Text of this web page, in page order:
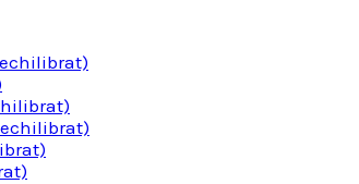
echilibrat)
echilibrat)